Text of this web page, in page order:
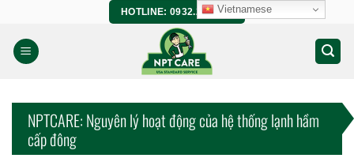
nội
dung
HOTLINE: 0932.266.458
NPTCARE: Nguyên lý hoạt động của hệ thống lạnh hầm
cấp đông
Vietnamese